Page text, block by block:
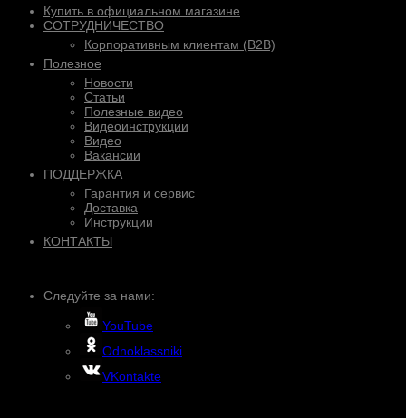
Купить в официальном магазине
СОТРУДНИЧЕСТВО
Корпоративным клиентам (B2B)
Полезное
Новости
Статьи
Полезные видео
Видеоинструкции
Видео
Вакансии
ПОДДЕРЖКА
Гарантия и сервис
Доставка
Инструкции
КОНТАКТЫ
Следуйте за нами:
YouTube
Odnoklassniki
VKontakte